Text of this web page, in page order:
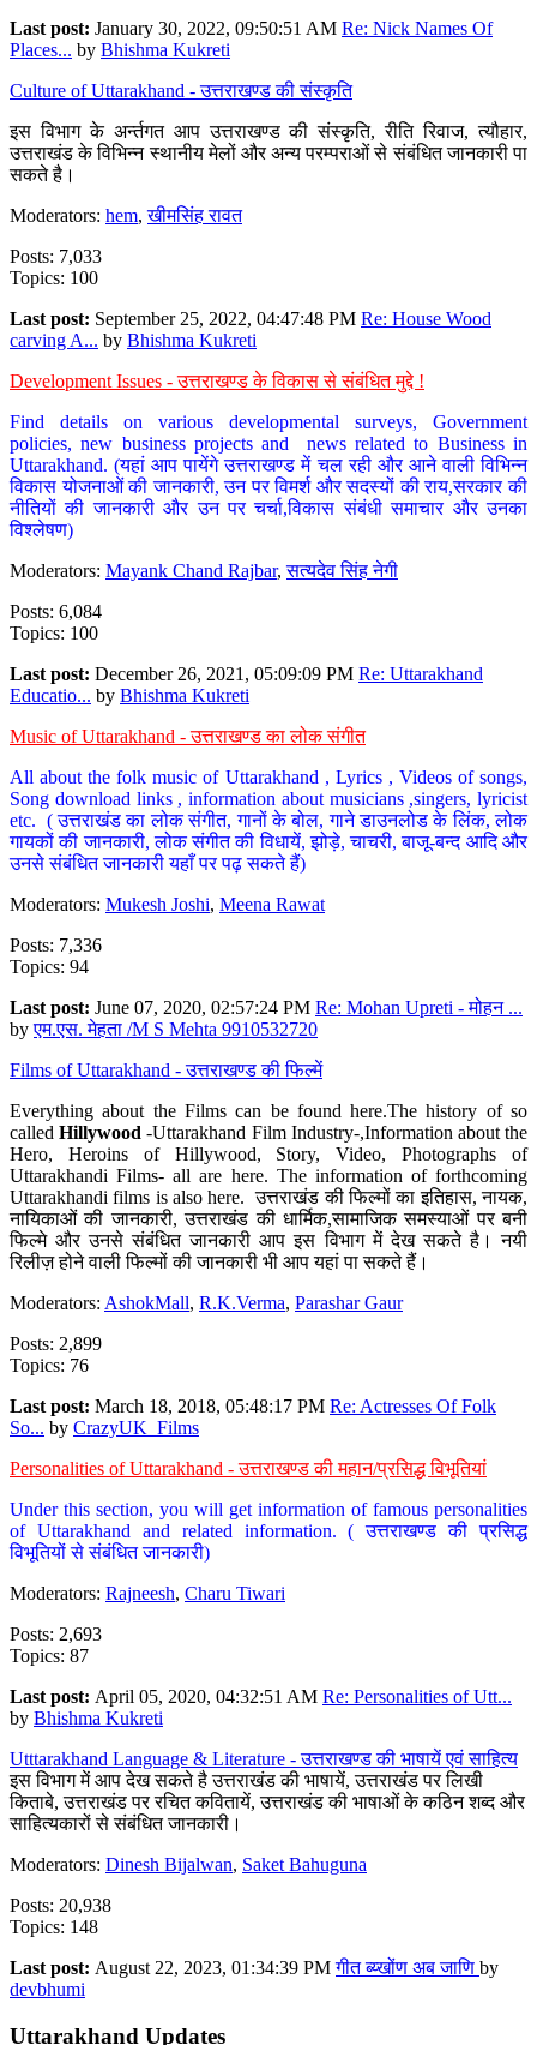
Last post: January 30, 2022, 09:50:51 AM Re: Nick Names Of
Places... by Bhishma Kukreti
Culture of Uttarakhand - उत्तराखण्ड की संस्कृति
इस विभाग के अर्न्तगत आप उत्तराखण्ड की संस्कृति, रीति रिवाज, त्यौहार,
उत्तराखंड के विभिन्न स्थानीय मेलों और अन्य परम्पराओं से संबंधित जानकारी पा
सकते है।
Moderators: hem,खीमसिंह रावत
Posts: 7,033
Topics: 100
Last post: September 25, 2022, 04:47:48 PM Re: House Wood
carving A... by Bhishma Kukreti
Development Issues - उत्तराखण्ड के विकास से संबंधित मुद्दे !
Find details on various developmental surveys, Government
policies, new business projects and news related to Business in
Uttarakhand. (यहां आप पायेंगे उत्तराखण्ड में चल रही और आने वाली विभिन्न
विकास योजनाओं की जानकारी, उन पर विमर्श और सदस्यों की राय,सरकार की
नीतियों की जानकारी और उन पर चर्चा,विकास संबंधी समाचार और उनका
विश्लेषण)
Moderators: Mayank Chand Rajbar,सत्यदेव सिंह नेगी
Posts: 6,084
Topics: 100
Last post: December 26, 2021, 05:09:09 PM Re: Uttarakhand
Educatio... by Bhishma Kukreti
Music of Uttarakhand - उत्तराखण्ड का लोक संगीत
All about the folk music of Uttarakhand , Lyrics , Videos of songs,
Song download links , information about musicians ,singers, lyricist
etc. ( उत्तराखंड का लोक संगीत, गानों के बोल, गाने डाउनलोड के लिंक, लोक
गायकों की जानकारी, लोक संगीत की विधायें, झोड़े, चाचरी, बाजू-बन्द आदि और
उनसे संबंधित जानकारी यहाँ पर पढ़ सकते हैं)
Moderators: Mukesh Joshi, Meena Rawat
Posts: 7,336
Topics: 94
Last post: June 07, 2020, 02:57:24 PM Re: Mohan Upreti - मोहन ...
byएम.एस. मेहता /M S Mehta 9910532720
Films of Uttarakhand - उत्तराखण्ड की फिल्में
Everything about the Films can be found here.The history of so
calledHillywood-Uttarakhand Film Industry-,Information about the
Hero, Heroins of Hillywood, Story, Video, Photographs of
Uttarakhandi Films- all are here. The information of forthcoming
Uttarakhandi films is also here. उत्तराखंड की फिल्मों का इतिहास, नायक,
नायिकाओं की जानकारी, उत्तराखंड की धार्मिक,सामाजिक समस्याओं पर बनी
फिल्मे और उनसे संबंधित जानकारी आप इस विभाग में देख सकते है। नयी
रिलीज़ होने वाली फिल्मों की जानकारी भी आप यहां पा सकते हैं।
Moderators: AshokMall, R.K.Verma, Parashar Gaur
Posts: 2,899
Topics: 76
Last post: March 18, 2018, 05:48:17 PM Re: Actresses Of Folk
So... by CrazyUK_Films
Personalities of Uttarakhand - उत्तराखण्ड की महान/प्रसिद्ध विभूतियां
Under this section, you will get information of famous personalities
of Uttarakhand and related information. ( उत्तराखण्ड की प्रसिद्ध
विभूतियों से संबंधित जानकारी)
Moderators: Rajneesh, Charu Tiwari
Posts: 2,693
Topics: 87
Last post: April 05, 2020, 04:32:51 AM Re: Personalities of Utt...
by Bhishma Kukreti
Utttarakhand Language & Literature - उत्तराखण्ड की भाषायें एवं साहित्य
इस विभाग में आप देख सकते है उत्तराखंड की भाषायें, उत्तराखंड पर लिखी
किताबे, उत्तराखंड पर रचित कवितायें, उत्तराखंड की भाषाओं के कठिन शब्द और
साहित्यकारों से संबंधित जानकारी।
Moderators: Dinesh Bijalwan, Saket Bahuguna
Posts: 20,938
Topics: 148
Last post: August 22, 2023, 01:34:39 PMगीत ब्य्खोंण अब जाणि by
devbhumi
Uttarakhand Updates